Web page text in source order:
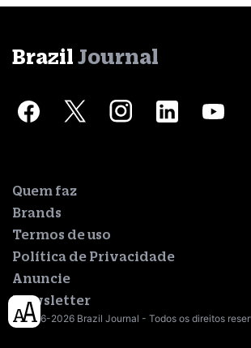
Brazil Journal
Quem faz
Brands
Termos de uso
Política de Privacidade
Anuncie
Newsletter
© 2016-2026 Brazil Journal - Todos os direitos